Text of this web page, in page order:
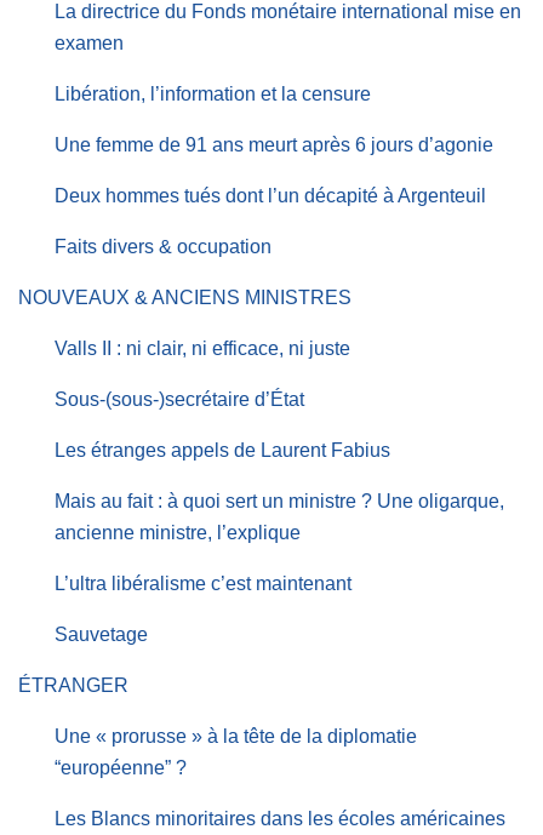
La directrice du Fonds monétaire international mise en
examen
Libération, l’information et la censure
Une femme de 91 ans meurt après 6 jours d’agonie
Deux hommes tués dont l’un décapité à Argenteuil
Faits divers & occupation
NOUVEAUX & ANCIENS MINISTRES
Valls II : ni clair, ni efficace, ni juste
Sous-(sous-)secrétaire d’État
Les étranges appels de Laurent Fabius
Mais au fait : à quoi sert un ministre ? Une oligarque,
ancienne ministre, l’explique
L’ultra libéralisme c’est maintenant
Sauvetage
ÉTRANGER
Une « prorusse » à la tête de la diplomatie
“européenne” ?
Les Blancs minoritaires dans les écoles américaines